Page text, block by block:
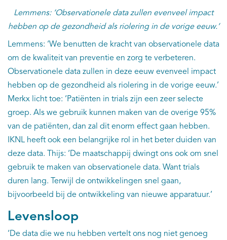
Lemmens: ‘Observationele data zullen evenveel impact
hebben op de gezondheid als riolering in de vorige eeuw.’
Lemmens: ‘We benutten de kracht van observationele data
om de kwaliteit van preventie en zorg te verbeteren.
Observationele data zullen in deze eeuw evenveel impact
hebben op de gezondheid als riolering in de vorige eeuw.’
Merkx licht toe: ‘Patiënten in trials zijn een zeer selecte
groep. Als we gebruik kunnen maken van de overige 95%
van de patiënten, dan zal dit enorm effect gaan hebben.
IKNL heeft ook een belangrijke rol in het beter duiden van
deze data. Thijs: ‘De maatschappij dwingt ons ook om snel
gebruik te maken van observationele data. Want trials
duren lang. Terwijl de ontwikkelingen snel gaan,
bijvoorbeeld bij de ontwikkeling van nieuwe apparatuur.’
Levensloop
‘De data die we nu hebben vertelt ons nog niet genoeg